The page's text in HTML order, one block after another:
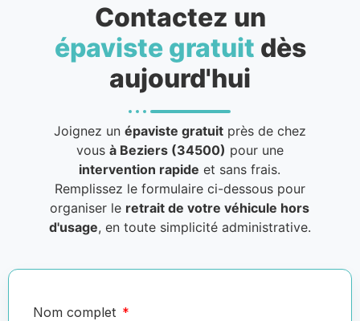
Contactez un
épaviste gratuit dès
aujourd'hui
Joignez un épaviste gratuitprès de chez
vous à Beziers (34500) pour une
intervention rapide et sans frais.
Remplissez le formulaire ci-dessous pour
organiser le retrait de votre véhicule hors
d'usage, en toute simplicité administrative.
Nom complet